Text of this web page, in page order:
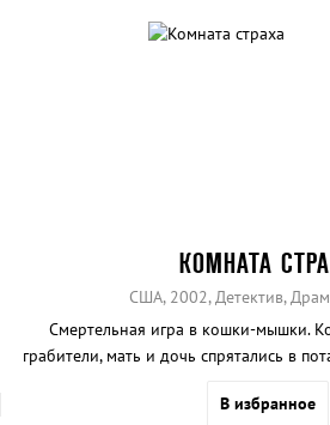
КОМНАТА
США, 2002, Детектив,
Смертельная игра в кошки-мышки.
грабители, мать и дочь спрятались в
В избранное